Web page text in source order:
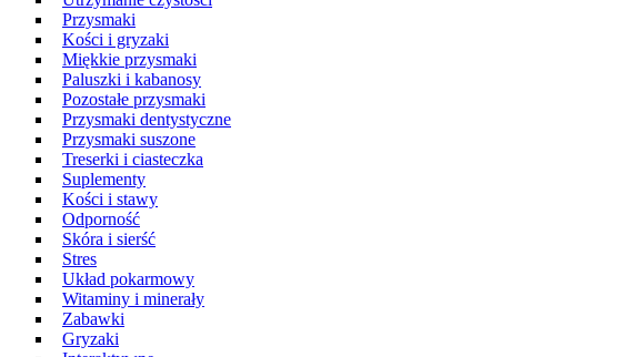
Przysmaki
Kości i gryzaki
Miękkie przysmaki
Paluszki i kabanosy
Pozostałe przysmaki
Przysmaki dentystyczne
Przysmaki suszone
Treserki i ciasteczka
Suplementy
Kości i stawy
Odporność
Skóra i sierść
Stres
Układ pokarmowy
Witaminy i minerały
Zabawki
Gryzaki